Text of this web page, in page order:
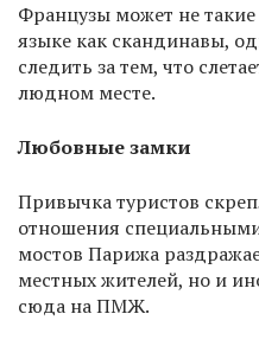
Французы может не
языке как скандинавы,
следить за тем, что
людном месте.
Любовные замки
Привычка туристов
отношения
мостов Парижа
местных жителей, но и
сюда на ПМЖ.